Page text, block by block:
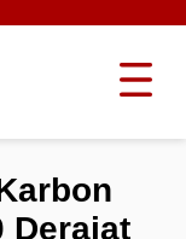
Derajat